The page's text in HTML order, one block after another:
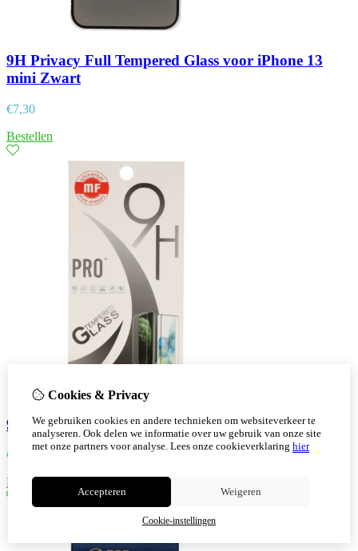
9H Privacy Full Tempered Glass voor iPhone 13
mini Zwart
€7,30
Bestellen
9H Pro Tempered Glass voor iPhone 13 Mini
€
Bestellen
Cookies & Privacy
We gebruiken cookies en andere technieken om websiteverkeer te
analyseren. Ook delen we informatie over uw gebruik van onze site
met onze partners voor analyse. Lees onze cookieverklaring hier
Accepteren Weigeren
Cookie-instellingen